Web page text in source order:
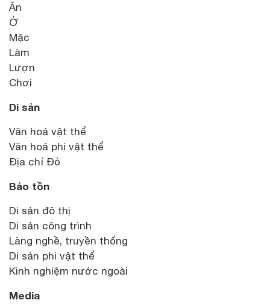
Ăn
Ở
Mặc
Làm
Lượn
Chơi
Di sản
Văn hoá vật thể
Văn hoá phi vật thể
Địa chỉ Đỏ
Bảo tồn
Di sản đô thị
Di sản công trình
Làng nghề, truyền thống
Di sản phi vật thể
Kinh nghiệm nước ngoài
Media